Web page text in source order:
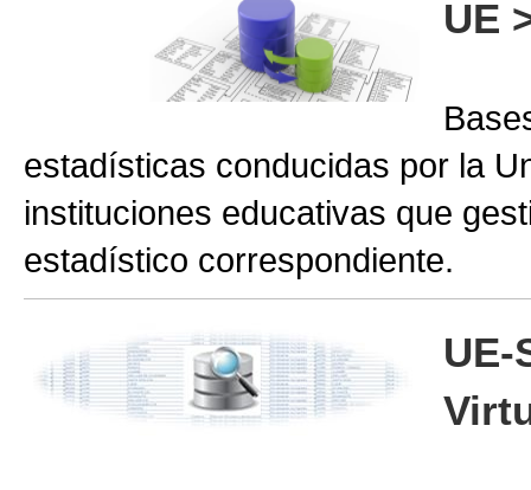
UE
estadísticas conducidas por la
instituciones educativas que
estadístico correspondiente.
UE-